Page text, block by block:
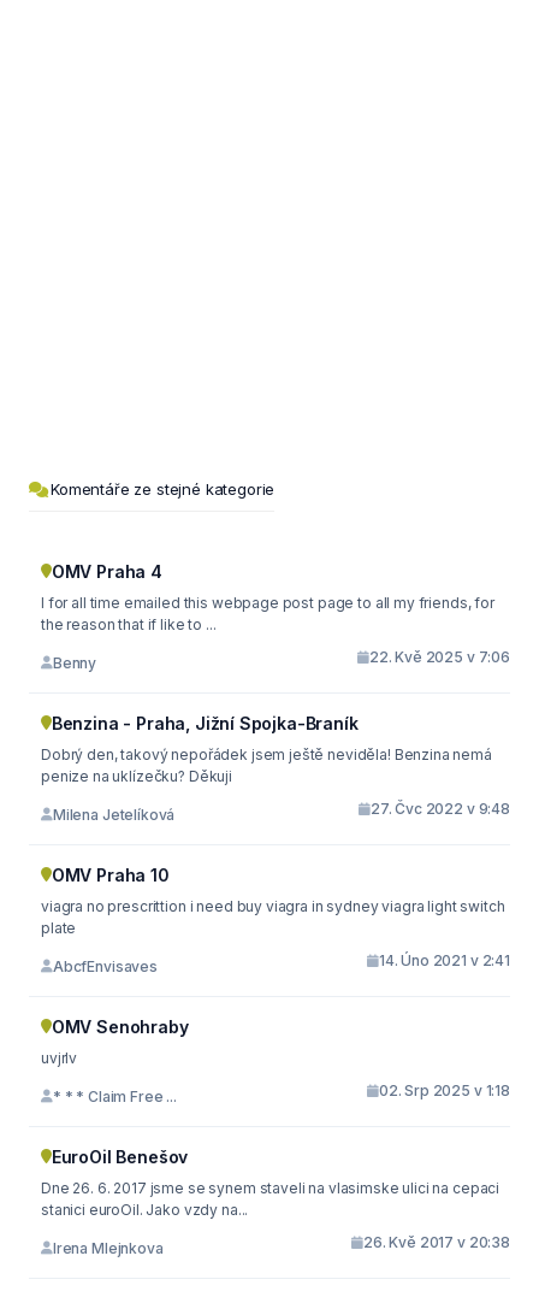
Komentáře ze stejné kategorie
OMV Praha 4
I for all time emailed this webpage post page to all my friends, for
the reason that if like to ...
Benny 22. Kvě 2025 v 7:06
Benzina - Praha, Jižní Spojka-Braník
Dobrý den, takový nepořádek jsem ještě neviděla! Benzina nemá
penize na uklízečku? Děkuji
Milena Jetelíková 27. Čvc 2022 v 9:48
OMV Praha 10
viagra no prescrittion i need buy viagra in sydney viagra light switch
plate
AbcfEnvisaves 14. Úno 2021 v 2:41
OMV Senohraby
uvjrlv
* * * Claim Free ... 02. Srp 2025 v 1:18
EuroOil Benešov
Dne 26. 6. 2017 jsme se synem staveli na vlasimske ulici na cepaci
stanici euroOil. Jako vzdy na...
Irena Mlejnkova 26. Kvě 2017 v 20:38